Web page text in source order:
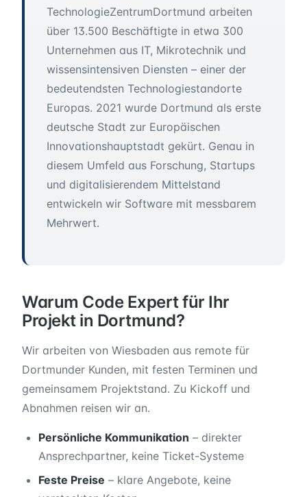
TechnologieZentrumDortmund arbeiten
über 13.500 Beschäftigte in etwa 300
Unternehmen aus IT, Mikrotechnik und
wissensintensiven Diensten – einer der
bedeutendsten Technologiestandorte
Europas. 2021 wurde Dortmund als erste
deutsche Stadt zur Europäischen
Innovationshauptstadt gekürt. Genau in
diesem Umfeld aus Forschung, Startups
und digitalisierendem Mittelstand
entwickeln wir Software mit messbarem
Mehrwert.
Warum Code Expert für Ihr
Projekt in Dortmund?
Wir arbeiten von Wiesbaden aus remote für
Dortmunder Kunden, mit festen Terminen und
gemeinsamem Projektstand. Zu Kickoff und
Abnahmen reisen wir an.
Persönliche Kommunikation – direkter
Ansprechpartner, keine Ticket-Systeme
Feste Preise – klare Angebote, keine